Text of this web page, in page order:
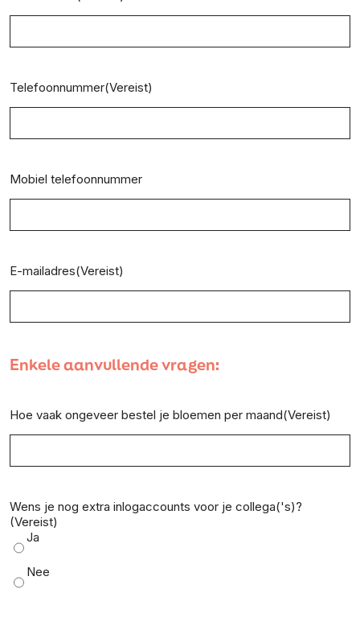
Telefoonnummer(Vereist)
Mobiel telefoonnummer
E-mailadres(Vereist)
Enkele aanvullende vragen:
Hoe vaak ongeveer bestel je bloemen per maand(Vereist)
Wens je nog extra inlogaccounts voor je collega('s)?
(Vereist)
Ja
Nee